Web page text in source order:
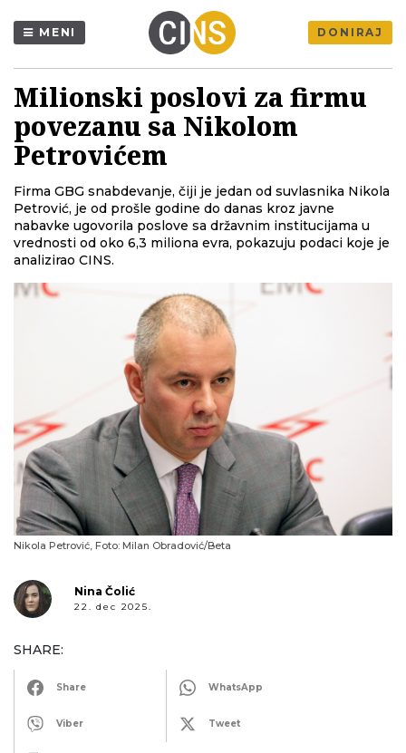
MENI DONIRAJ
Milionski poslovi za firmu
povezanu sa Nikolom
Petrovićem
Firma GBG snabdevanje, čiji je jedan od suvlasnika Nikola
Petrović, je od prošle godine do danas kroz javne
nabavke ugovorila poslove sa državnim institucijama u
vrednosti od oko 6,3 miliona evra, pokazuju podaci koje je
analizirao CINS.
Nikola Petrović, Foto: Milan Obradović/Beta
Nina Čolić
22. dec 2025.
SHARE:
Share WhatsApp
Viber Tweet